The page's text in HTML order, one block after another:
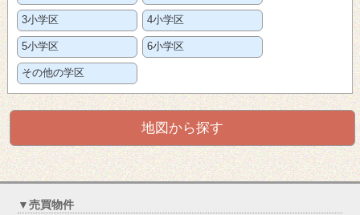
3小学区 4小学区
5小学区 6小学区
その他の学区
地図から探す
▼売買物件